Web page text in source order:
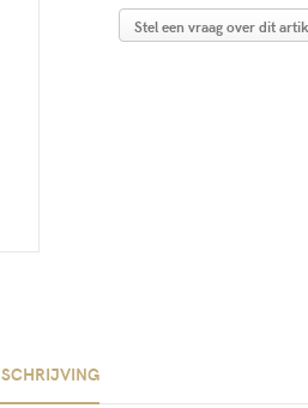
Stel een vraag over dit